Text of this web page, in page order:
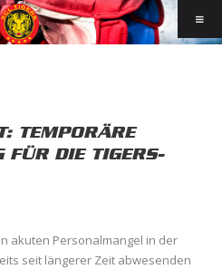
TEMPORÄRE
FÜR DIE TIGERS-
akuten Personalmangel in der
seit längerer Zeit abwesenden